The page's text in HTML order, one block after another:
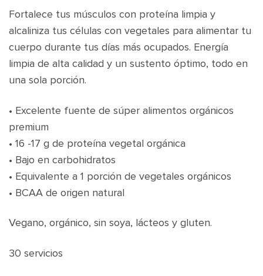
Fortalece tus músculos con proteína limpia y
alcaliniza tus células con vegetales para alimentar tu
cuerpo durante tus días más ocupados. Energía
limpia de alta calidad y un sustento óptimo, todo en
una sola porción.
• Excelente fuente de súper alimentos orgánicos
premium
• 16 -17 g de proteína vegetal orgánica
• Bajo en carbohidratos
• Equivalente a 1 porción de vegetales orgánicos
• BCAA de origen natural
Vegano, orgánico, sin soya, lácteos y gluten.
30 servicios